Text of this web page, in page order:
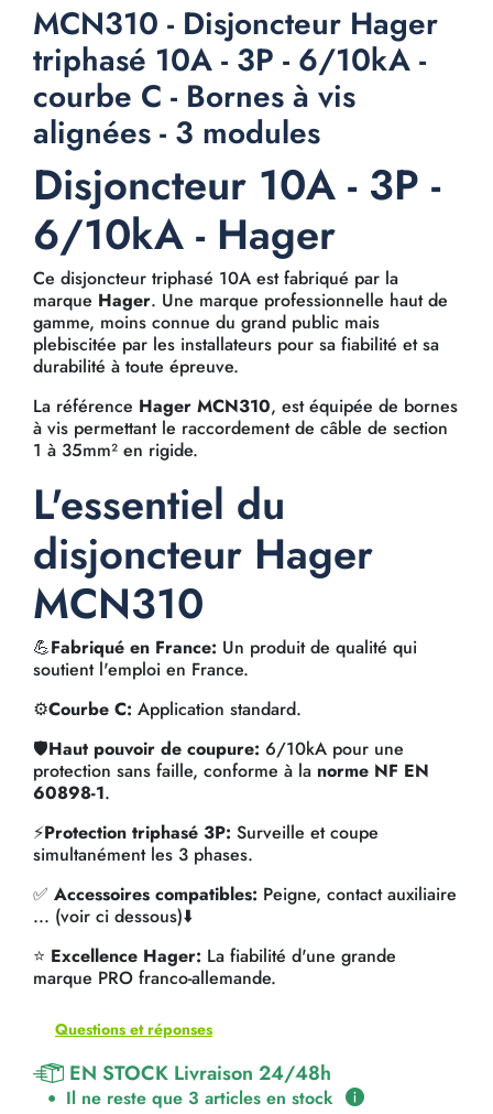
MCN310 - Disjoncteur Hager
triphasé 10A - 3P - 6/10kA -
courbe C - Bornes à vis
alignées - 3 modules
Disjoncteur 10A - 3P -
6/10kA - Hager
Ce disjoncteur triphasé 10A est fabriqué par la
marque Hager. Une marque professionnelle haut de
gamme, moins connue du grand public mais
plebiscitée par les installateurs pour sa fiabilité et sa
durabilité à toute épreuve.
La référence Hager MCN310, est équipée de bornes
à vis permettant le raccordement de câble de section
1 à 35mm² en rigide.
L'essentiel du
disjoncteur Hager
MCN310
💪Fabriqué en France: Un produit de qualité qui
soutient l'emploi en France.
⚙️Courbe C: Application standard.
🛡️Haut pouvoir de coupure: 6/10kA pour une
protection sans faille, conforme à la norme NF EN
60898-1.
⚡Protection triphasé 3P: Surveille et coupe
simultanément les 3 phases.
✅ Accessoires compatibles: Peigne, contact auxiliaire
... (voir ci dessous)⬇️
⭐ Excellence Hager: La fiabilité d'une grande
marque PRO franco-allemande.
Questions et réponses
EN STOCK Livraison 24/48h
Il ne reste que 3 articles en stock